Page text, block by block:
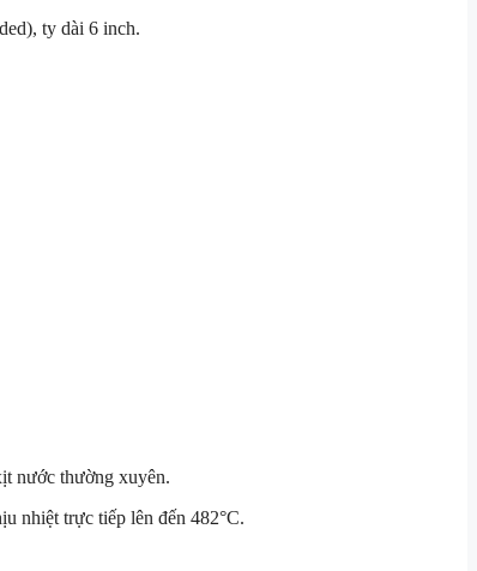
ty dài 6 inch.
nước thường xuyên.
nhiệt trực tiếp lên đến 482°C.